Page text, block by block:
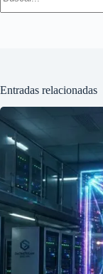
Entradas relacionadas